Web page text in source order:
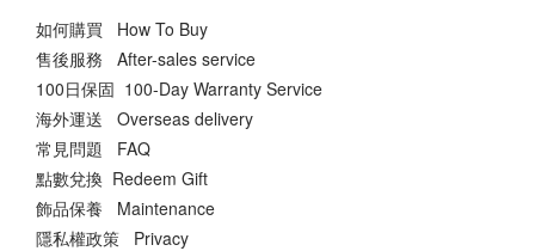
如何購買 How To Buy
售後服務 After-sales service
100日保固 100-Day Warranty Service
海外運送 Overseas delivery
常見問題 FAQ
點數兌換 Redeem Gift
飾品保養 Maintenance
隱私權政策 Privacy